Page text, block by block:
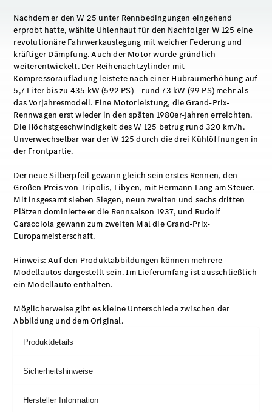
Nachdem er den W 25 unter Rennbedingungen eingehend
erprobt hatte, wählte Uhlenhaut für den Nachfolger W 125 eine
revolutionäre Fahrwerkauslegung mit weicher Federung und
kräftiger Dämpfung. Auch der Motor wurde gründlich
weiterentwickelt. Der Reihenachtzylinder mit
Kompressoraufladung leistete nach einer Hubraumerhöhung auf
5,7 Liter bis zu 435 kW (592 PS) – rund 73 kW (99 PS) mehr als
das Vorjahresmodell. Eine Motorleistung, die Grand-Prix-
Rennwagen erst wieder in den späten 1980er-Jahren erreichten.
Die Höchstgeschwindigkeit des W 125 betrug rund 320 km/h.
Unverwechselbar war der W 125 durch die drei Kühlöffnungen in
der Frontpartie.
Der neue Silberpfeil gewann gleich sein erstes Rennen, den
Großen Preis von Tripolis, Libyen, mit Hermann Lang am Steuer.
Mit insgesamt sieben Siegen, neun zweiten und sechs dritten
Plätzen dominierte er die Rennsaison 1937, und Rudolf
Caracciola gewann zum zweiten Mal die Grand-Prix-
Europameisterschaft.
Hinweis: Auf den Produktabbildungen können mehrere
Modellautos dargestellt sein. Im Lieferumfang ist ausschließlich
ein Modellauto enthalten.
Möglicherweise gibt es kleine Unterschiede zwischen der
Abbildung und dem Original.
Produktdetails
Sicherheitshinweise
Hersteller Information